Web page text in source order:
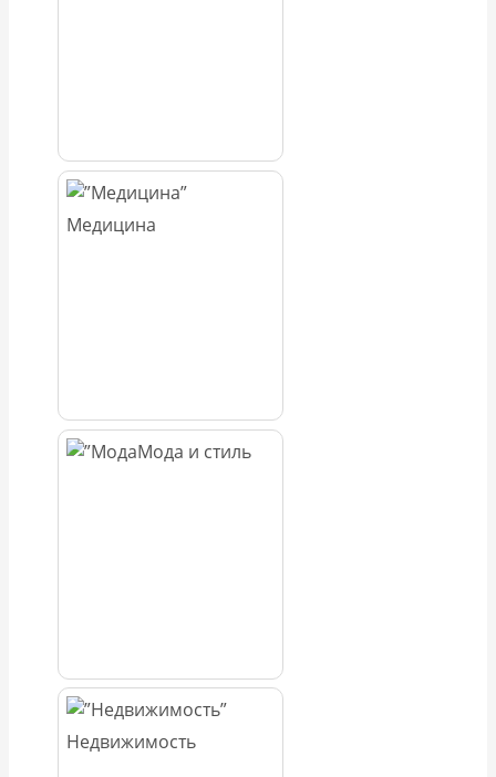
Медицина
Мода и стиль
Недвижимость